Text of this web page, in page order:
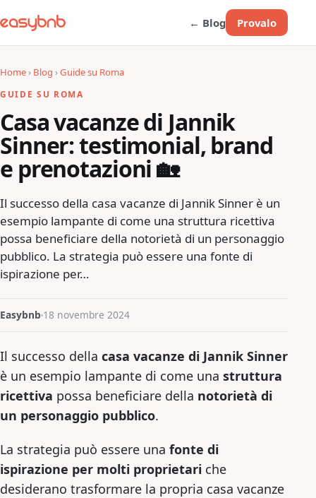
← Blog Provalo
Home› Blog ›Guide su Roma
GUIDE SU ROMA
Casa vacanze di Jannik
Sinner: testimonial, brand
e prenotazioni 🏡
Il successo della casa vacanze di Jannik Sinner è un
esempio lampante di come una struttura ricettiva
possa beneficiare della notorietà di un personaggio
pubblico. La strategia può essere una fonte di
ispirazione per…
Easybnb 18 novembre 2024
Il successo della casa vacanze di Jannik Sinner
è un esempio lampante di come una struttura
ricettiva possa beneficiare della notorietà di
un personaggio pubblico.
La strategia può essere una fonte di
ispirazione per molti proprietari che
desiderano trasformare la propria casa vacanze